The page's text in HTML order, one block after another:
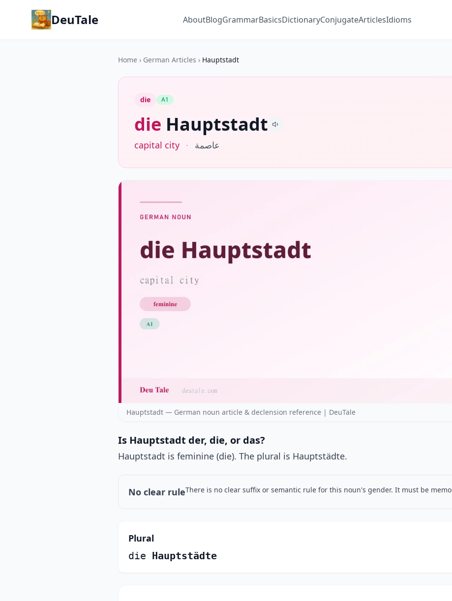
DeuTale AboutBlogGrammarBasicsDictionaryConjugateArticlesIdioms
Home › German Articles › Hauptstadt
die A1
die Hauptstadt
capital city · عاصمة
Hauptstadt — German noun article & declension reference | DeuTale
Is Hauptstadt der, die, or das?
Hauptstadt is feminine (die). The plural is Hauptstädte.
No clear ruleThere is no clear suffix or semantic rule for this noun's gender. It must be
Plural
die Hauptstädte